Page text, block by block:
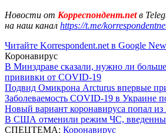
Новости от Корреспондент.netв
на наш канал https://t.me/
Читайте Korrespondent.net в Google
Коронавирус
В Минздраве сказали, нужно ли
прививки от COVID-19
Подвид Омикрона Arcturus впервые
Заболеваемость COVID-19 в Украине
Новый вариант коронавируса попал
В США отменили режим ЧС,
СПЕЦТЕМА: Коронавирус